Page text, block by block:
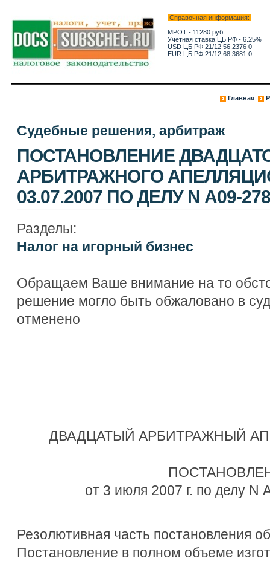
Справочная информация:
МРОТ - 11280 руб.
Учетная ставка ЦБ РФ - 6.25%
USD ЦБ РФ 21/12 56.2376 0
EUR ЦБ РФ 21/12 68.3681 0
Главная
Судебные решения, арбитраж
ПОСТАНОВЛЕНИЕ
АРБИТРАЖНОГО
03.07.2007 ПО ДЕЛУ N А09-
Разделы:
Налог на игорный бизнес
Обращаем Ваше внимание на то
решение могло быть обжаловано в
отменено
ДВАДЦАТЫЙ АРБИТРАЖНЫЙ
от 3 июля 2007 г. по делу N
Резолютивная часть постановления
Постановление в полном объеме